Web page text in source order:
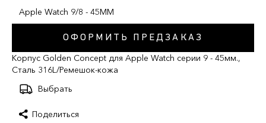
Apple Watch 9/8 - 45MM
ОФОРМИТЬ ПРЕДЗАКАЗ
Корпус Golden Concept для Apple Watch серии 9 - 45мм.,
Сталь 316L/Ремешок-кожа
Выбрать
Поделиться